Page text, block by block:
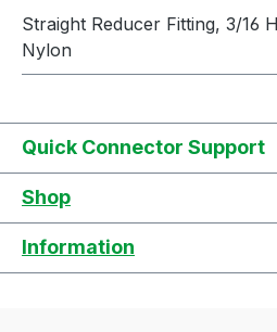
Straight Reducer Fitting, 3/16
Nylon
Quick Connector Support
Shop
Information